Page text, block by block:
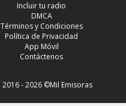
Incluir tu radio
DMCA
Términos y Condiciones
Política de Privacidad
App Móvil
Contáctenos
2016 - 2026 ©Mil Emisoras